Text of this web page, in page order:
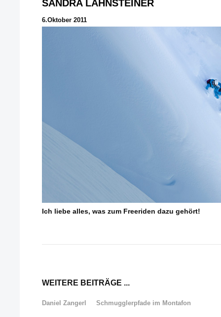
SANDRA LAHNSTEINER
6.Oktober 2011
Ich liebe alles, was zum Freeriden dazu gehört!
WEITERE BEITRÄGE ...
Daniel Zangerl Schmugglerpfade im Montafon